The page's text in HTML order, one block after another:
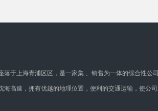
落于上海青浦区区，是一家集 、销售为一体的综合性公
海高速，拥有优越的地理位置，便利的交通运输，使公